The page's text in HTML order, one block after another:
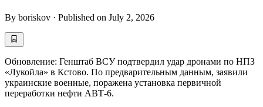
By boriskov · Published on July 2, 2026
Обновление: Генштаб ВСУ подтвердил удар дронами по НПЗ
«Лукойла» в Кстово. По предварительным данным, заявили
украинские военные, поражена установка первичной
переработки нефти АВТ-6.